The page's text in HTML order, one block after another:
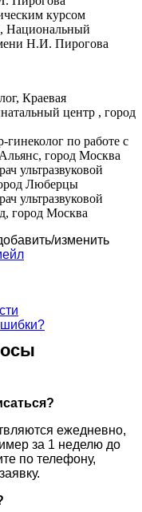
курсом
Национальный
Н.И. Пирогова
Краевая
центр , город
гинеколог по работе с
город Москва
ультразвуковой
Люберцы
ультразвуковой
город Москва
изменить
ежедневно,
за 1 неделю до
по телефону,